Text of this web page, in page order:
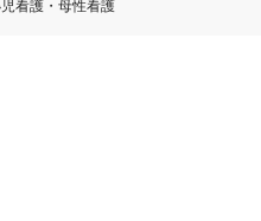
看護・母性看護